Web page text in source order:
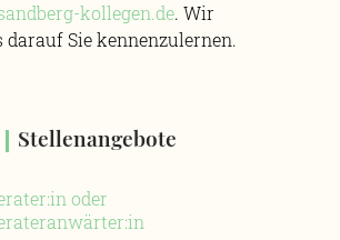
kollegen.de. Wir
darauf Sie kennenzulernen.
Stellenangebote
oder